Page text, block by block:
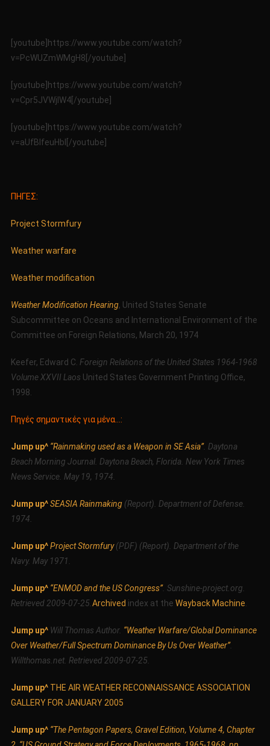
[youtube]https://www.youtube.com/watch?
v=PcWUZmWMgH8[/youtube]
[youtube]https://www.youtube.com/watch?
v=Cpr5JVWjIW4[/youtube]
[youtube]https://www.youtube.com/watch?
v=aUfBlfeuHbI[/youtube]
ΠΗΓΕΣ:
Project Stormfury
Weather warfare
Weather modification
Weather Modification Hearing, United States Senate
Subcommittee on Oceans and International Environment of the
Committee on Foreign Relations, March 20, 1974
Keefer, Edward C. Foreign Relations of the United States 1964-1968
Volume XXVII Laos United States Government Printing Office,
1998.
Πηγές σημαντικές για μένα…:
Jump up^ “Rainmaking used as a Weapon in SE Asia”. Daytona
Beach Morning Journal. Daytona Beach, Florida. New York Times
News Service. May 19, 1974.
Jump up^SEASIA Rainmaking(Report). Department of Defense.
1974.
Jump up^Project Stormfury(PDF) (Report). Department of the
Navy. May 1971.
Jump up^ “ENMOD and the US Congress”. Sunshine-project.org.
Retrieved 2009-07-25. Archived index at the Wayback Machine
Jump up^ Will Thomas Author. “Weather Warfare/Global Dominance
Over Weather/Full Spectrum Dominance By Us Over Weather”.
Willthomas.net. Retrieved 2009-07-25.
Jump up^ THE AIR WEATHER RECONNAISSANCE ASSOCIATION
GALLERY FOR JANUARY 2005
Jump up^ “The Pentagon Papers, Gravel Edition, Volume 4, Chapter